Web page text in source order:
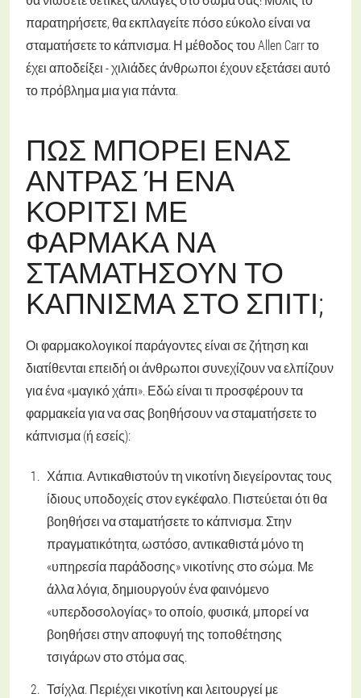
παρατηρήσετε, θα εκπλαγείτε πόσο εύκολο είναι να
σταματήσετε το κάπνισμα. Η μέθοδος του Allen Carr το
έχει αποδείξει - χιλιάδες άνθρωποι έχουν εξετάσει αυτό
το πρόβλημα μια για πάντα.
ΠΏΣ ΜΠΟΡΕΊ ΈΝΑΣ
ΆΝΤΡΑΣ Ή ΈΝΑ Κ
ΟΡΊΤΣΙ ΜΕ Φ
ΆΡΜΑΚΑ ΝΑ Σ
ΤΑΜΑΤΉΣΟΥΝ ΤΟ Κ
ΆΠΝΙΣΜΑ ΣΤΟ ΣΠΊΤΙ;
Οι φαρμακολογικοί παράγοντες είναι σε ζήτηση και
διατίθενται επειδή οι άνθρωποι συνεχίζουν να ελπίζουν
για ένα «μαγικό χάπι». Εδώ είναι τι προσφέρουν τα
φαρμακεία για να σας βοηθήσουν να σταματήσετε το
κάπνισμα (ή εσείς):
Χάπια. Αντικαθιστούν τη νικοτίνη διεγείροντας τους
ίδιους υποδοχείς στον εγκέφαλο. Πιστεύεται ότι θα
βοηθήσει να σταματήσετε το κάπνισμα. Στην
πραγματικότητα, ωστόσο, αντικαθιστά μόνο τη
«υπηρεσία παράδοσης» νικοτίνης στο σώμα. Με
άλλα λόγια, δημιουργούν ένα φαινόμενο
«υπερδοσολογίας» το οποίο, φυσικά, μπορεί να
βοηθήσει στην αποφυγή της τοποθέτησης
τσιγάρων στο στόμα σας.
Τσίχλα. Περιέχει νικοτίνη και λειτουργεί με